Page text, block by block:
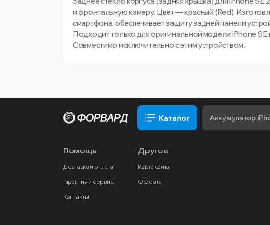
и фронтальную камеру. Цвет — красный (Red).
смартфона, обеспечивает защиту задней панели
Подходит только для оригинальной модели iPhone SE
Совместимо исключительно с этим устройством.
Каталог
Помощь
Доставка и оплата
Гарантия и сервис
Контакты
Другое
Карта сайта
Оферта